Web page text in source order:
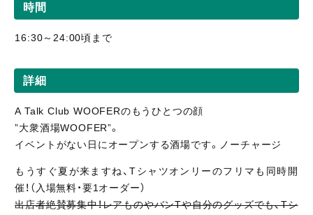
時間
16:30～24:00頃まで
詳細
A Talk Club WOOFERのもうひとつの顔
”大衆酒場WOOFER”。
イベントがない日にオープンする酒場です。ノーチャージ
もうすぐ夏が来ますね、Tシャツオンリーのフリマも同時開
催！（入場無料・要1オーダー）
出店者絶賛募集中！レアものやバンTや自分のグッズでも、Tシ